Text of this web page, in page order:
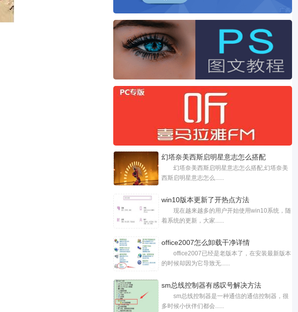
幻塔奈美西斯启明星意志怎么搭配
幻塔奈美西斯启明星意志怎么搭配,幻塔奈美
西斯启明星意志怎么......
win10版本更新了开热点方法
现在越来越多的用户开始使用win10系统，随
着系统的更新，大家......
office2007怎么卸载干净详情
office2007已经是老版本了，在安装最新版本
的时候却因为它导致无......
sm总线控制器有感叹号解决方法
sm总线控制器是一种通信的通信控制器，很
多时候小伙伴们都会......